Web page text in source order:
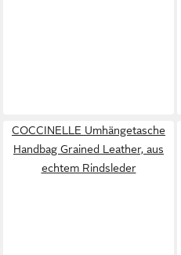
COCCINELLE Umhängetasche
Handbag Grained Leather, aus
echtem Rindsleder